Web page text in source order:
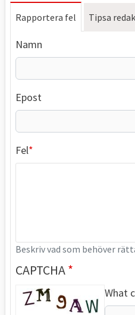
Rapportera fel Tipsa
Namn
Epost
Fel
Beskriv vad som behöver
CAPTCHA
What